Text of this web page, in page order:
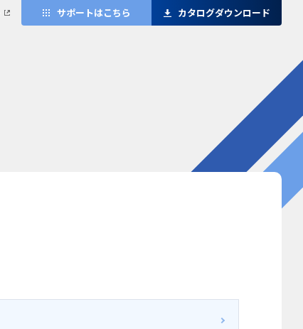
サポートはこちら カタログダウンロード